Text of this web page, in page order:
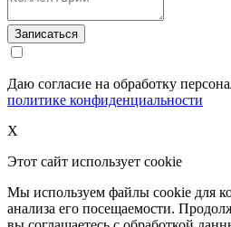
Записаться
Даю согласие на обработку
политике конфиденциальности
X
Этот сайт использует cookie
Мы используем файлы cookie для
анализа его посещаемости.